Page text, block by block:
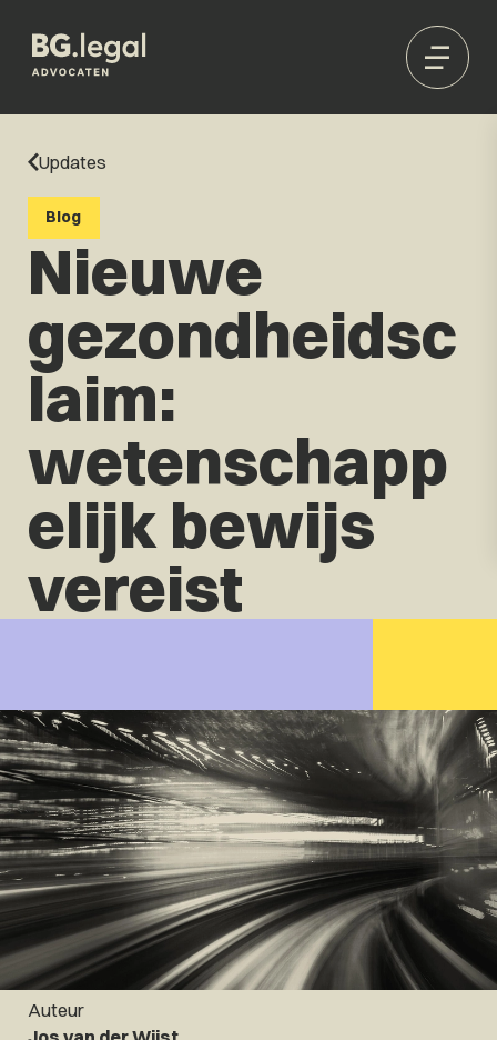
Updates
Blog
Nieuwe
gezondheidsc
laim:
wetenschapp
elijk bewijs
vereist
Auteur